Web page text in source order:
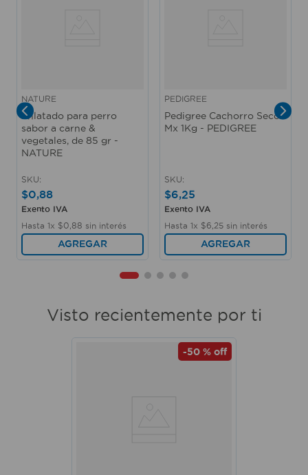
NATURE
Enlatado para perro
sabor a carne &
vegetales, de 85 gr -
NATURE
SKU:
$0,88
Exento IVA
Hasta 1x $0 88 sin interés
AGREGAR
PEDIGREE
Pedigree Cachorro Seco
Mx 1Kg - PEDIGREE
SKU:
$6,25
Exento IVA
Hasta 1x $6 25 sin interés
AGREGAR
Visto recientemente por ti
-50 % off